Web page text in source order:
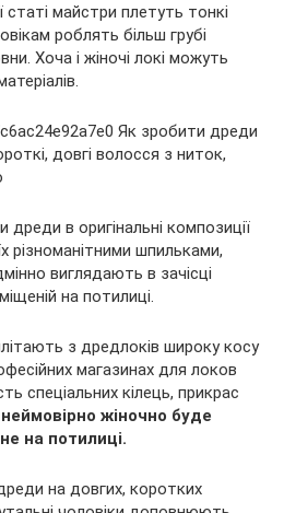
майстри плетуть тонкі
роблять більш грубі
Хоча і жіночі локі можуть
в оригінальні композиції
різноманітними шпильками,
виглядають в зачісці
на потилиці.
з дредлоків широку косу
магазинах для локов
спеціальних кілець, прикрас
жіночно буде
на потилиці.
на довгих, коротких